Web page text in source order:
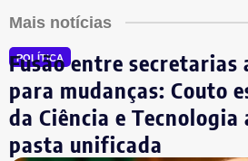
Mais notícias
POLÍTICA
Fusão entre secretarias
para mudanças: Couto
da Ciência e Tecnologia
pasta unificada